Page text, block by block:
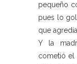
pequeño
pues lo
que
Y la
cometió el